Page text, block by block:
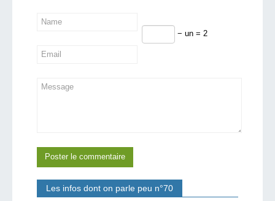
− un = 2
Les infos dont on parle peu n°70